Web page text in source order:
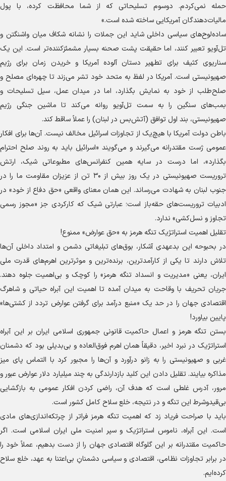
حمله نمی‌کردم. دوسوم تسلیحاتی که از شما محافظت کرده، با پول
مالیات‌دهندگان آمریکایی ساخته شده است.»
ساده‌لوح‌های سیاسی داخلی شاید این جملات را نشانه شکاف میان واشنگتن و
تل‌آویو تعبیر کنند، اما حقیقت پشت صحنه بسیار مشمئزکننده‌تر است. این یک
سناریوی کثیف برای تطهیر دستان آلوده آمریکا و خریدن زمان برای رژیم
صهیونیستی است. آمریکا در لفظ به متحد خود تشر می‌زند تا چهره‌ای مصلح و
صلح‌طلب از خود به نمایش بگذارد، اما در میدان عمل، سیل تسلیحات و
بمب‌های سنگین را به سمت تل‌آویو روانه می‌کند تا ماشین جنگی رژیم
صهیونیستی، بند اول توافق (آتش‌بس در لبنان) را عملاً ساقط کند.
باطن دولت آمریکا با هیچ‌یک از تجاوزات اسرائیل مخالف نیست. آن‌ها برای افکار
عمومی ژست مقتدرانه می‌گیرند و می‌گویند «اسرائیل باید به روند صلح احترام
بگذارد»، اما درست در سایه همین کنفرانس‌های مطبوعاتی شیک، ارتش
تروریست صهیونیستی در یک روز بیش از ۳۰ تن از عزیزان مقاومت ما را در
جنوب لبنان به شهادت می‌رساند. این همان معنای واقعی «حق دفاع از خود» در
ادبیات تروریست‌های حقه‌باز است؛ عبارتی شیک که کارکردی جز «مجوز رسمی
تجاوز و نسل‌کشی» ندارد.
تقلیل اهمیت استراتژیک تنگه هرمز به «حق عوارض» ممنوع!
در بحبوحه این بدعهدی آشکار، بوق‌های تبلیغاتی دشمن و امتداد داخلی آن‌ها
تلاش دارند تا یکی از کارآمدترین، برنده‌ترین و موثرترین اهرم‌های قدرت ملی
ایران، یعنی «مدیریت و انسداد تنگه هرمز» را کوچک و بی‌اهمیت جلوه دهند.
جریان تحریف با وقاحت به میدان آمده تا اهمیت این آبراه حیاتی و شاهرگ
اقتصادی جهان را در حد یک «منبع درآمد برای گرفتن عوارض تردد از کشتی‌ها»
پایین بیاورد!
بستن تنگه هرمز و اعمال حاکمیت قانونی جمهوری اسلامی ایران بر این آبراه
استراتژیک در نبرد اخیر، دقیقاً همان اهرم فوق‌العاده و بی‌بدیلی بود که دشمنان
غربی و صهیونیستی را به زانو درآورد و آن‌ها را مجبور کرد با التماس پای میز
مذاکره بیایند. تقلیل دادن این کلید بازدارندگی به چند میلیارد دلار عوارض عبور و
مرور، آدرس غلطی است که هدف آن، راضی کردن افکار عمومی به بازگشایی
بی‌قیدوشرط این تنگه و در نتیجه، خلع سلاح کامل کشور است.
باید با صراحت فریاد زد که اهمیت تنگه هرمز فراتر از چرتکه‌اندازی‌های مادی
است. این آبراه، ناموس استراتژیک و سپر امنیت ملی ایران اسلامی است. اگر
حاکمیت مقتدرانه بر این گلوگاه اقتصادی جهان را از دست بدهیم، عملاً خود را
در برابر تجاوزات نظامی، اقتصادی و سیاسی دشمنانِ بی‌اعتنا به عهد، خلع سلاح
کرده‌ایم.